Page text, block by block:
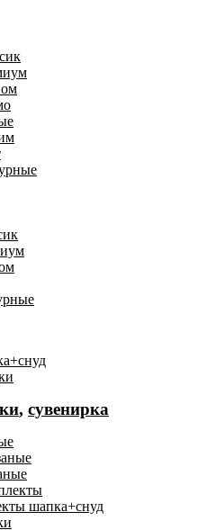
, сувенирка
шапка+снуд